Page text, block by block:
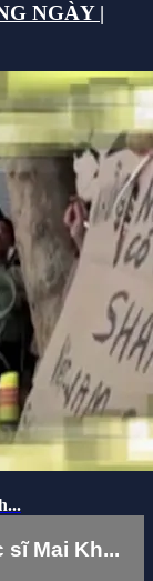
NGÀY |
sĩ Mai Kh...